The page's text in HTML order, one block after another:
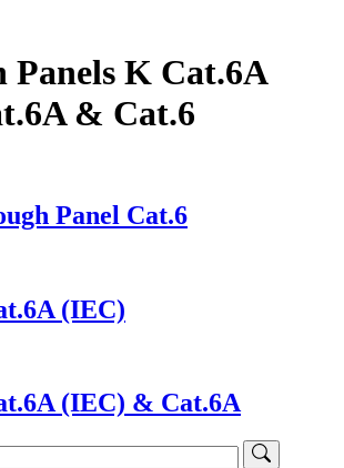
Panels K Cat.6A
& Cat.6
Panel Cat.6
(IEC)
(IEC) & Cat.6A